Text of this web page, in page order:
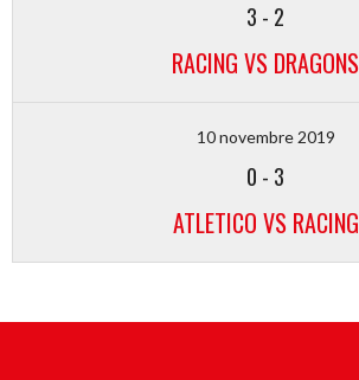
3 - 2
RACING VS DRAGONS
10 novembre 2019
0 - 3
ATLETICO VS RACING